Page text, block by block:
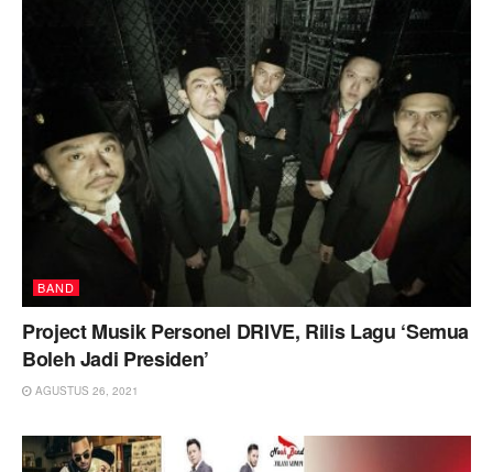
BAND
Project Musik Personel DRIVE, Rilis Lagu ‘Semua
Boleh Jadi Presiden’
AGUSTUS 26, 2021